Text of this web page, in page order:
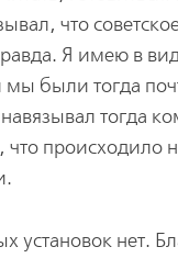
что
Я имею в
были тогда
тогда
происходило
установок нет.